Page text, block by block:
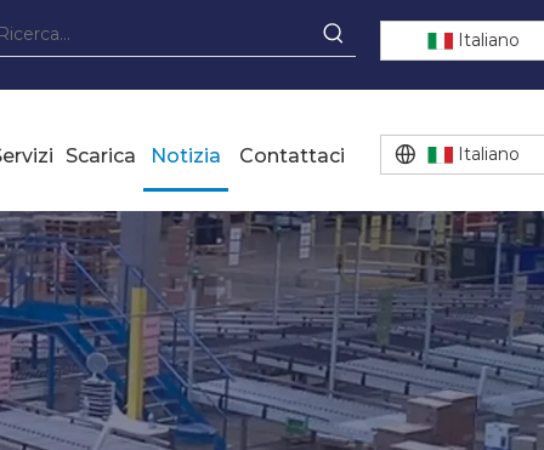
Italiano
Scarica Notizia Contattaci Italiano